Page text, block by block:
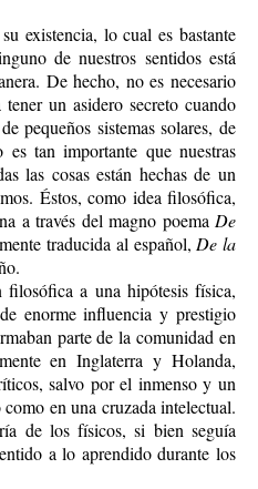
existencia, lo cual es bastante
de nuestros sentidos está
De hecho, no es necesario
un asidero secreto cuando
pequeños sistemas solares, de
tan importante que nuestras
las cosas están hechas de un
Éstos, como idea filosófica,
a través del magno poema De
traducida al español, De la
a una hipótesis física,
enorme influencia y prestigio
parte de la comunidad en
en Inglaterra y Holanda,
salvo por el inmenso y un
en una cruzada intelectual.
de los físicos, si bien seguía
a lo aprendido durante los